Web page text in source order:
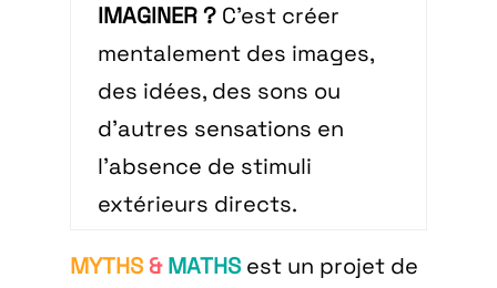
IMAGINER ? C’est créer
mentalement des images,
des idées, des sons ou
d’autres sensations en
l’absence de stimuli
extérieurs directs.
MYTHS & MATHSest un projet de